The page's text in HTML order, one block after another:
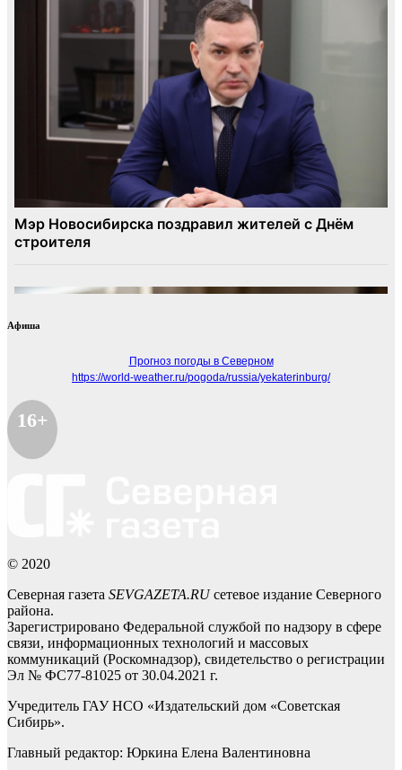
Афиша
Прогноз погоды в Северном
https://world-weather.ru/pogoda/russia/yekaterinburg/
16+
© 2020
Северная газета SEVGAZETA.RUсетевое издание Северного
района.
Зарегистрировано Федеральной службой по надзору в сфере
связи, информационных технологий и массовых
коммуникаций (Роскомнадзор), свидетельство о регистрации
Эл № ФС77-81025 от 30.04.2021 г.
Учредитель ГАУ НСО «Издательский дом «Советская
Сибирь».
Главный редактор: Юркина Елена Валентиновна